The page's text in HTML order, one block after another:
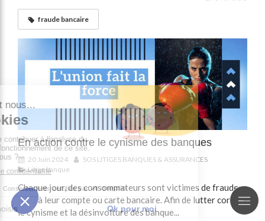
fraude bancaire
En action contre le cynisme des banques
20 Juin 2024
SOS LITIGES BANQUES & ASSURANCES
Litige banque
Chaque jour, des consommateurs sont victimes de fraudes
liées à leur compte ou carte bancaire. Afin de lutter contre
le cynisme et la désinvolture des banque...